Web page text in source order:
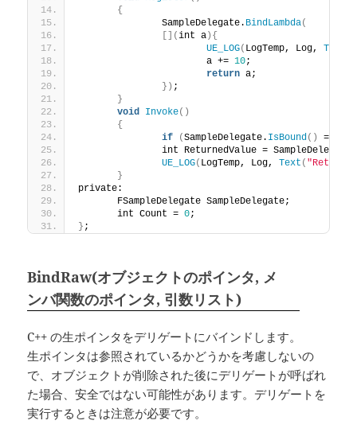
{
		SampleDelegate.
BindLambda(
[](int a ){
UE_LOG( LogTemp, Log, TEXT
			a +=
10;
return a;
}) ;
}
void Invoke()
{
if
(SampleDelegate. IsBound() ==
		int ReturnedValue = SampleDelegate.
UE_LOG( LogTemp, Log, Text (
}
private:
	FSampleDelegate SampleDelegate;
	int Count =
0;
} ;
BindRaw(オブジェクトのポインタ, メ
ンバ関数のポインタ, 引数リスト)
C++ の生ポインタをデリゲートにバインドします。
生ポインタは参照されているかどうかを考慮しないの
で、オブジェクトが削除された後にデリゲートが呼ばれ
た場合、安全ではない可能性があります。デリゲートを
実行するときは注意が必要です。